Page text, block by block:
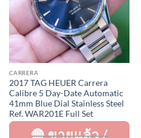
CARRERA
2017 TAG HEUER Carrera
Calibre 5 Day-Date Automatic
41mm Blue Dial Stainless Steel
Ref. WAR201E Full Set